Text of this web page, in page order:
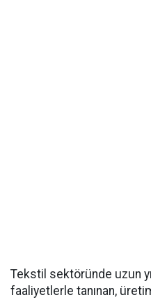
Tekstil sektöründe uzun
faaliyetlerle tanınan,